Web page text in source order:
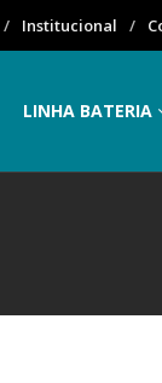
Institucional
LINHA BATERIA